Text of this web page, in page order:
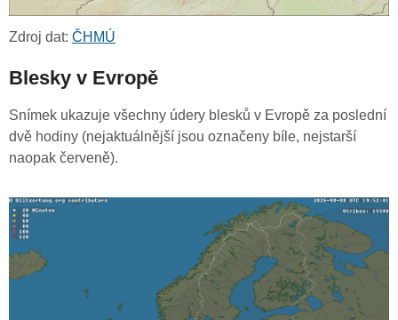
Zdroj dat: ČHMÚ
Blesky v Evropě
Snímek ukazuje všechny údery blesků v Evropě za poslední
dvě hodiny (nejaktuálnější jsou označeny bíle, nejstarší
naopak červeně).